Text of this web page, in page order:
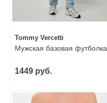
Tommy Vercetti
Мужская базовая футболка
1449 руб.